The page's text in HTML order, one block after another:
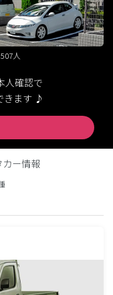
507人
人確認で
きます ♪
ー情報